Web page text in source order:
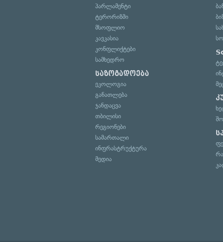
პარლამენტი
ტერორიზმი
მსოფლიო
კავკასია
კონფლიქტები
სამხედრო
საზოგადოება
ეკოლოგია
განათლება
ჯანდაცვა
თბილისი
რეგიონები
სამართალი
ინფრასტრუქტურა
მედია